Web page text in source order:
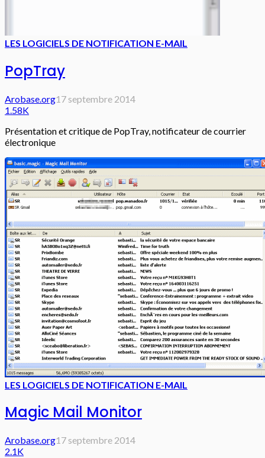
LES LOGICIELS DE NOTIFICATION E-MAIL
PopTray
Arobase.org17 septembre 2014
1.58K
Présentation et critique de PopTray, notificateur de courrier
électronique
LES LOGICIELS DE NOTIFICATION E-MAIL
Magic Mail Monitor
Arobase.org17 septembre 2014
2.1K